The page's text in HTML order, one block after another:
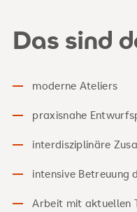
Das sind
moderne Ateliers
praxisnahe
interdisziplinäre
intensive Betreuung
Arbeit mit aktuellen